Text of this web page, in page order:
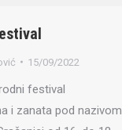
15/09/2022
festival
i zanata pod nazivom